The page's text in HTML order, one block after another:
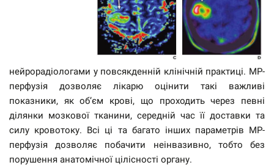
нейрорадіологами у повсякденній клінічній практиці. МР-
перфузія дозволяє лікарю оцінити такі важливі
показники, як об’єм крові, що проходить через певні
ділянки мозкової тканини, середній час її доставки та
силу кровотоку. Всі ці та багато інших параметрів МР-
перфузія дозволяє побачити неінвазивно, тобто без
порушення анатомічної цілісності органу.